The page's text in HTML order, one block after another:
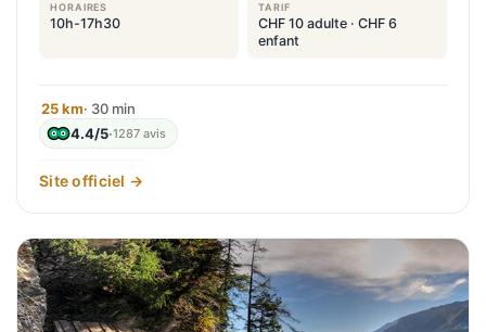
HORAIRES
10h-17h30
TARIF
CHF 10 adulte · CHF 6
enfant
25 km· 30 min
4.4/5·1287 avis
Site officiel →